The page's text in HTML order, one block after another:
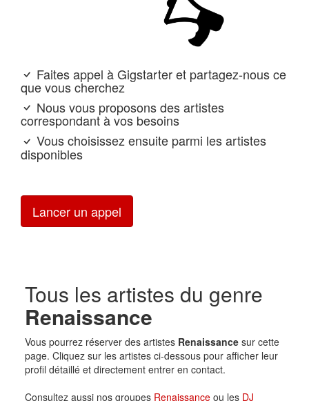
Faites appel à Gigstarter et partagez-nous ce
que vous cherchez
Nous vous proposons des artistes
correspondant à vos besoins
Vous choisissez ensuite parmi les artistes
disponibles
Lancer un appel
Tous les artistes du genre
Renaissance
Vous pourrez réserver des artistes Renaissancesur cette
page. Cliquez sur les artistes ci-dessous pour afficher leur
profil détaillé et directement entrer en contact.
Consultez aussi nos groupes Renaissanceou les DJ